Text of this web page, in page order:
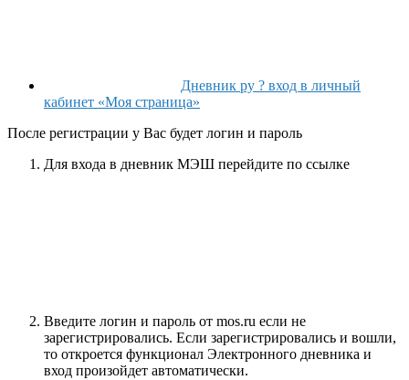
Дневник ру ? вход в личный
кабинет «Моя страница»
После регистрации у Вас будет логин и пароль
Для входа в дневник МЭШ перейдите по ссылке
Введите логин и пароль от mos.ru если не
зарегистрировались. Если зарегистрировались и вошли,
то откроется функционал Электронного дневника и
вход произойдет автоматически.